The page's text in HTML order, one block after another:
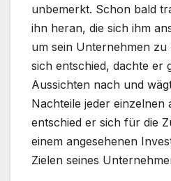
unbemerkt. Schon bald
ihn heran, die sich ihm
um sein Unternehmen
sich entschied, dachte er
Aussichten nach und
Nachteile jeder einzelnen
entschied er sich für die
einem angesehenen
Zielen seines